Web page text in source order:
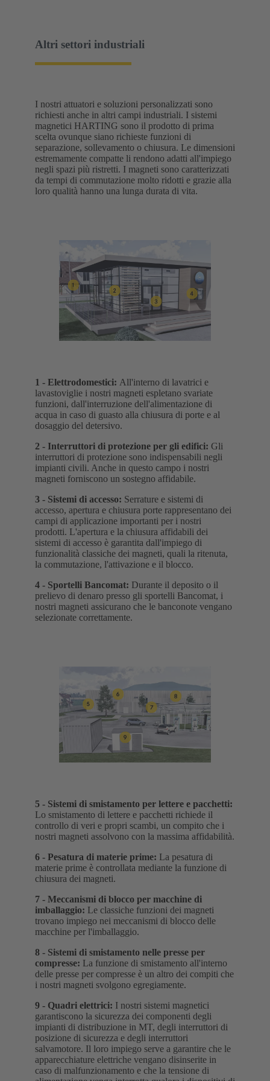
Altri settori industriali
I nostri attuatori e soluzioni personalizzati sono
richiesti anche in altri campi industriali. I sistemi
magnetici HARTING sono il prodotto di prima
scelta ovunque siano richieste funzioni di
separazione, sollevamento o chiusura. Le dimensioni
estremamente compatte li rendono adatti all'impiego
negli spazi più ristretti. I magneti sono caratterizzati
da tempi di commutazione molto ridotti e grazie alla
loro qualità hanno una lunga durata di vita.
1 - Elettrodomestici: All'interno di lavatrici e
lavastoviglie i nostri magneti espletano svariate
funzioni, dall'interruzione dell'alimentazione di
acqua in caso di guasto alla chiusura di porte e al
dosaggio del detersivo.
2 - Interruttori di protezione per gli edifici: Gli
interruttori di protezione sono indispensabili negli
impianti civili. Anche in questo campo i nostri
magneti forniscono un sostegno affidabile.
3 - Sistemi di accesso: Serrature e sistemi di
accesso, apertura e chiusura porte rappresentano dei
campi di applicazione importanti per i nostri
prodotti. L'apertura e la chiusura affidabili dei
sistemi di accesso è garantita dall'impiego di
funzionalità classiche dei magneti, quali la ritenuta,
la commutazione, l'attivazione e il blocco.
4 - Sportelli Bancomat: Durante il deposito o il
prelievo di denaro presso gli sportelli Bancomat, i
nostri magneti assicurano che le banconote vengano
selezionate correttamente.
5 - Sistemi di smistamento per lettere e pacchetti:
Lo smistamento di lettere e pacchetti richiede il
controllo di veri e propri scambi, un compito che i
nostri magneti assolvono con la massima affidabilità.
6 - Pesatura di materie prime: La pesatura di
materie prime è controllata mediante la funzione di
chiusura dei magneti.
7 - Meccanismi di blocco per macchine di
imballaggio: Le classiche funzioni dei magneti
trovano impiego nei meccanismi di blocco delle
macchine per l'imballaggio.
8 - Sistemi di smistamento nelle presse per
compresse: La funzione di smistamento all'interno
delle presse per compresse è un altro dei compiti che
i nostri magneti svolgono egregiamente.
9 - Quadri elettrici: I nostri sistemi magnetici
garantiscono la sicurezza dei componenti degli
impianti di distribuzione in MT, degli interruttori di
posizione di sicurezza e degli interruttori
salvamotore. Il loro impiego serve a garantire che le
apparecchiature elettriche vengano disinserite in
caso di malfunzionamento e che la tensione di